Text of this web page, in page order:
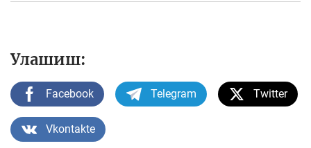
Улашиш:
Facebook Telegram Twitter
Vkontakte